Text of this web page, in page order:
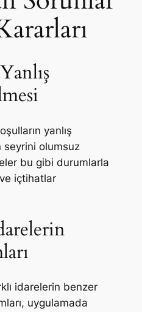
yanlış
seyrini olumsuz
bu gibi durumlarla
ve içtihatlar
idarelerin benzer
uygulamada